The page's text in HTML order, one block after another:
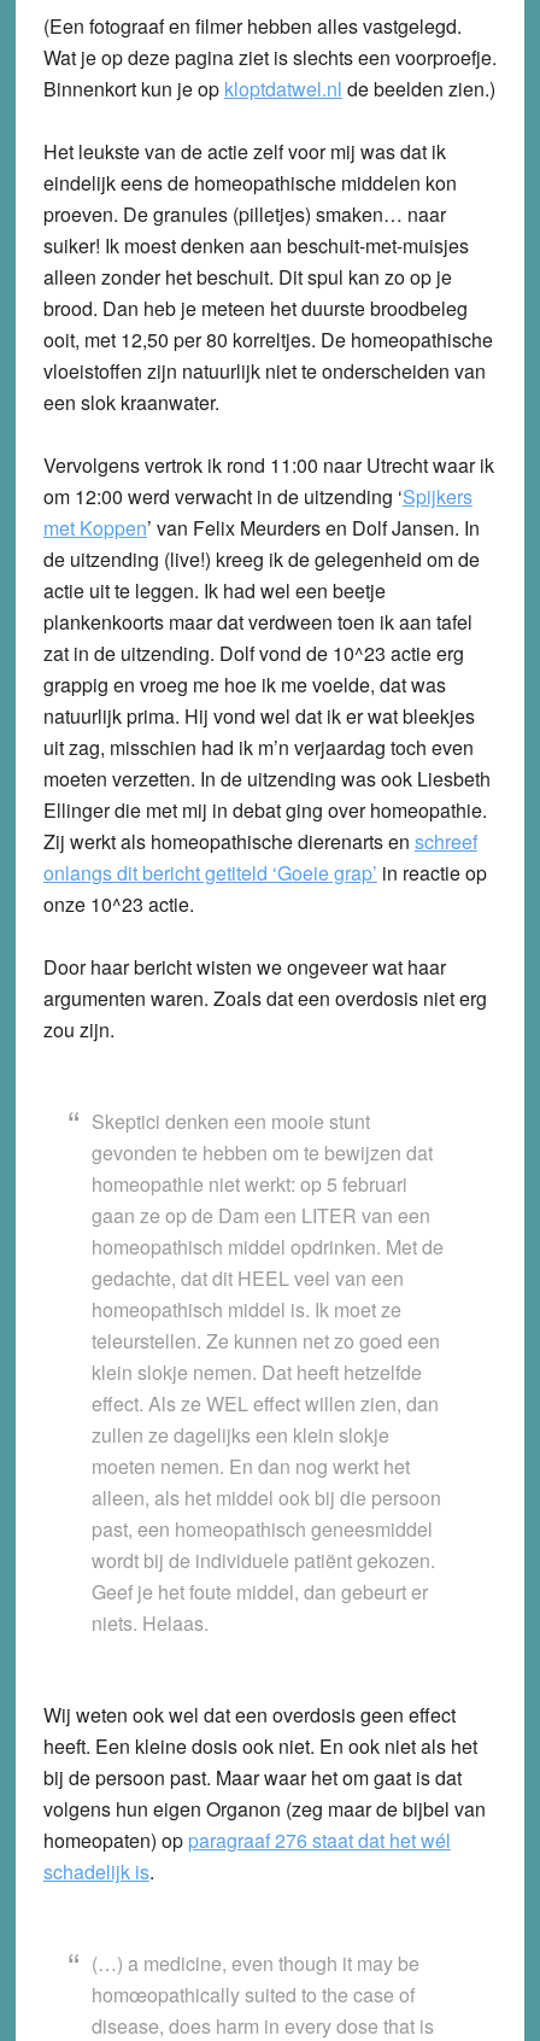
(Een fotograaf en filmer hebben alles vastgelegd.
Wat je op deze pagina ziet is slechts een voorproefje.
Binnenkort kun je op kloptdatwel.nl de beelden zien.)
Het leukste van de actie zelf voor mij was dat ik
eindelijk eens de homeopathische middelen kon
proeven. De granules (pilletjes) smaken… naar
suiker! Ik moest denken aan beschuit-met-muisjes
alleen zonder het beschuit. Dit spul kan zo op je
brood. Dan heb je meteen het duurste broodbeleg
ooit, met 12,50 per 80 korreltjes. De homeopathische
vloeistoffen zijn natuurlijk niet te onderscheiden van
een slok kraanwater.
Vervolgens vertrok ik rond 11:00 naar Utrecht waar ik
om 12:00 werd verwacht in de uitzending ‘Spijkers
met Koppen’ van Felix Meurders en Dolf Jansen. In
de uitzending (live!) kreeg ik de gelegenheid om de
actie uit te leggen. Ik had wel een beetje
plankenkoorts maar dat verdween toen ik aan tafel
zat in de uitzending. Dolf vond de 10^23 actie erg
grappig en vroeg me hoe ik me voelde, dat was
natuurlijk prima. Hij vond wel dat ik er wat bleekjes
uit zag, misschien had ik m’n verjaardag toch even
moeten verzetten. In de uitzending was ook Liesbeth
Ellinger die met mij in debat ging over homeopathie.
Zij werkt als homeopathische dierenarts en schreef
onlangs dit bericht getiteld ‘Goeie grap’ in reactie op
onze 10^23 actie.
Door haar bericht wisten we ongeveer wat haar
argumenten waren. Zoals dat een overdosis niet erg
zou zijn.
Skeptici denken een mooie stunt
gevonden te hebben om te bewijzen dat
homeopathie niet werkt: op 5 februari
gaan ze op de Dam een LITER van een
homeopathisch middel opdrinken. Met de
gedachte, dat dit HEEL veel van een
homeopathisch middel is. Ik moet ze
teleurstellen. Ze kunnen net zo goed een
klein slokje nemen. Dat heeft hetzelfde
effect. Als ze WEL effect willen zien, dan
zullen ze dagelijks een klein slokje
moeten nemen. En dan nog werkt het
alleen, als het middel ook bij die persoon
past, een homeopathisch geneesmiddel
wordt bij de individuele patiënt gekozen.
Geef je het foute middel, dan gebeurt er
niets. Helaas.
Wij weten ook wel dat een overdosis geen effect
heeft. Een kleine dosis ook niet. En ook niet als het
bij de persoon past. Maar waar het om gaat is dat
volgens hun eigen Organon (zeg maar de bijbel van
homeopaten) op paragraaf 276 staat dat het wél
schadelijk is.
(…) a medicine, even though it may be
homœopathically suited to the case of
disease, does harm in every dose that is